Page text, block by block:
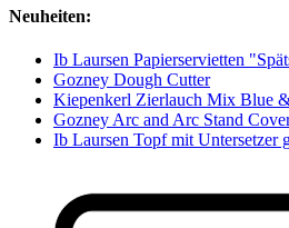
Neuheiten:
Ib Laursen Papierservietten
Gozney Dough Cutter
Kiepenkerl Zierlauch Mix Blue
Gozney Arc and Arc Stand
Ib Laursen Topf mit Untersetzer